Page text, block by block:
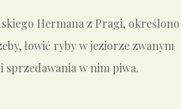
Hermana z Pragi, określono
łowić ryby w jeziorze zwanym
sprzedawania w nim piwa.